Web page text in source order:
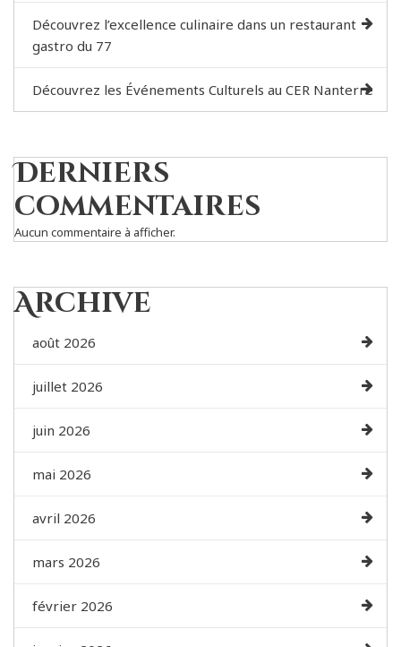
Découvrez l’excellence culinaire dans un restaurant
gastro du 77
Découvrez les Événements Culturels au CER Nanterre
Derniers
commentaires
Aucun commentaire à afficher.
Archive
août 2026
juillet 2026
juin 2026
mai 2026
avril 2026
mars 2026
février 2026